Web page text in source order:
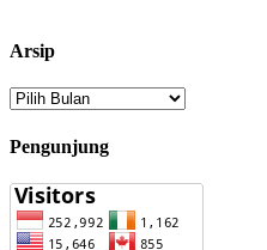
Arsip
Arsip
Pengunjung